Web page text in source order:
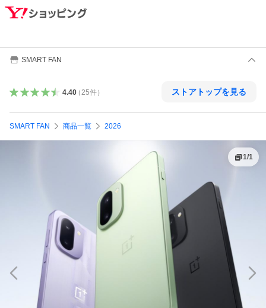
SMART FAN
4.40（ 25件） ストアトップを見る
SMART FAN 商品一覧 2026
1/1